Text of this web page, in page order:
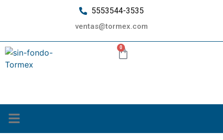
5553544-3535
ventas@tormex.com
0